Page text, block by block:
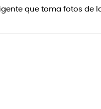
que toma fotos de